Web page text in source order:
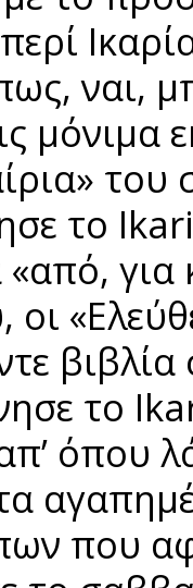
ναι,
μόνιμα
το
«από,
το
όπου
που